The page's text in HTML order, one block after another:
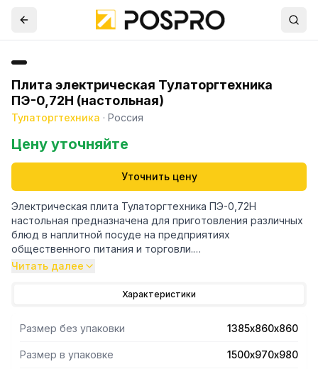
Плита электрическая Тулаторгтехника
ПЭ-0,72Н (настольная)
Тулаторгтехника · Россия
Цену уточняйте
Уточнить цену
Электрическая плита Тулаторгтехника ПЭ-0,72Н
настольная предназначена для приготовления различных
блюд в наплитной посуде на предприятиях
общественного питания и торговли.
Модель оснащена ступенчатым регулированием
что позволяет компенсировать неровности пола.
Рабочая и лицевые поверхности выполнены из
нержавеющей стали, боковые и задняя — из
Читать далее
Характеристики
Размер без упаковки 1385х860х860
Размер в упаковке 1500х970х980